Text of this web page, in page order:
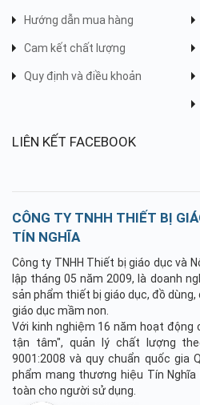
Hướng dẫn mua hàng
Cam kết chất lượng
Quy định và điều khoản
LIÊN KẾT FACEBOOK
CÔNG TY TNHH THIẾT BỊ
TÍN NGHĨA
Công ty TNHH Thiết bị giáo dục và
lập tháng 05 năm 2009, là doanh
sản phẩm thiết bị giáo dục, đồ
giáo dục mầm non.
Với kinh nghiệm 16 năm hoạt động
tận tâm", quản lý chất lượng
9001:2008 và quy chuẩn quốc gia
phẩm mang thương hiệu Tín
toàn cho người sử dụng.